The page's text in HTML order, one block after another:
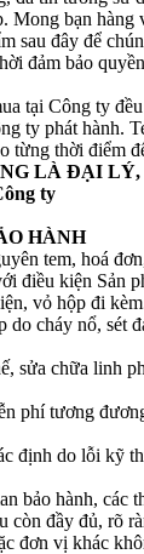
Mong bạn hàng
sau đây để
đảm bảo
tại Công ty
ty phát hành.
từng thời điểm
LÀ ĐẠI
ty
HÀNH
tem, hoá
điều kiện Sản
vỏ hộp đi
do cháy nổ, sét
sửa chữa linh
phí tương
định do lỗi kỹ
bảo hành, các
còn đầy đủ, rõ
đơn vị khác